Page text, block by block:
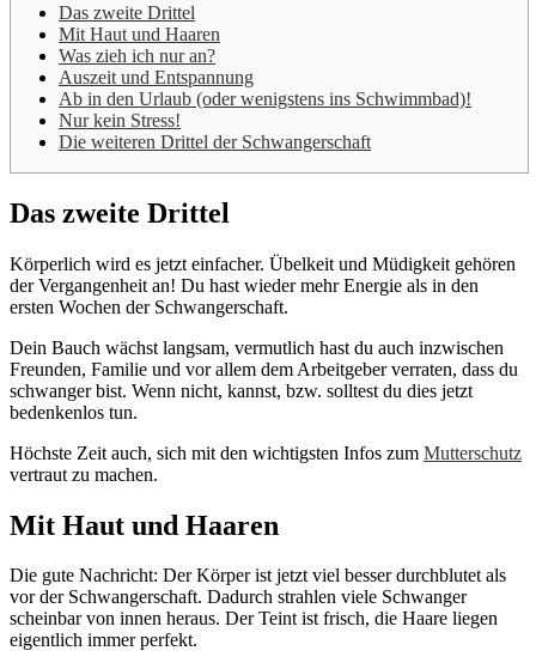
Das zweite Drittel
Mit Haut und Haaren
Was zieh ich nur an?
Auszeit und Entspannung
Ab in den Urlaub (oder wenigstens ins Schwimmbad)!
Nur kein Stress!
Die weiteren Drittel der Schwangerschaft
Das zweite Drittel
Körperlich wird es jetzt einfacher. Übelkeit und Müdigkeit gehören
der Vergangenheit an! Du hast wieder mehr Energie als in den
ersten Wochen der Schwangerschaft.
Dein Bauch wächst langsam, vermutlich hast du auch inzwischen
Freunden, Familie und vor allem dem Arbeitgeber verraten, dass du
schwanger bist. Wenn nicht, kannst, bzw. solltest du dies jetzt
bedenkenlos tun.
Höchste Zeit auch, sich mit den wichtigsten Infos zum Mutterschutz
vertraut zu machen.
Mit Haut und Haaren
Die gute Nachricht: Der Körper ist jetzt viel besser durchblutet als
vor der Schwangerschaft. Dadurch strahlen viele Schwanger
scheinbar von innen heraus. Der Teint ist frisch, die Haare liegen
eigentlich immer perfekt.